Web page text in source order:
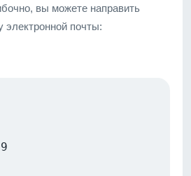
вы можете направить
электронной почты: